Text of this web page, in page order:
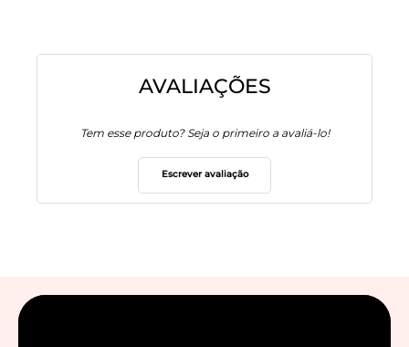
AVALIAÇÕES
Tem esse produto? Seja o primeiro a avaliá-lo!
Escrever avaliação